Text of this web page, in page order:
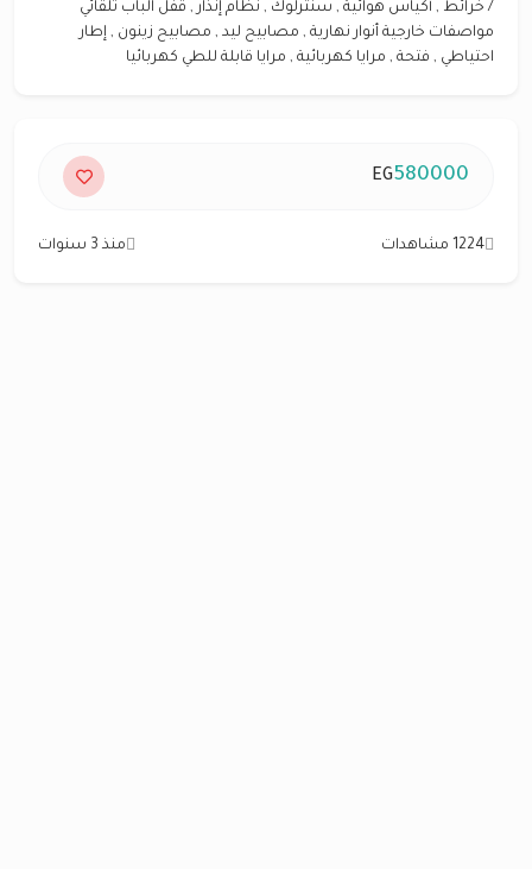
/ خرائط , أكياس هوائية , سنترلوك , نظام إنذار , قفل الباب تلقائي
مواصفات خارجية أنوار نهارية , مصابيح ليد , مصابيح زينون , إطار
احتياطي , فتحة , مرايا كهربائية , مرايا قابلة للطي كهربائيا
580000
EG
1224 مشاهدات منذ 3 سنوات